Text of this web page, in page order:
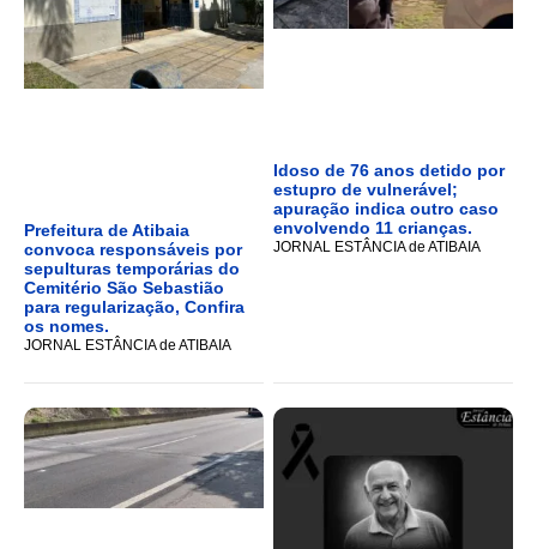
Prefeitura de Atibaia
convoca responsáveis por
sepulturas temporárias do
Cemitério São Sebastião
para regularização, Confira
os nomes.
JORNAL ESTÂNCIA de ATIBAIA
Idoso de 76 anos detido por
estupro de vulnerável;
apuração indica outro caso
envolvendo 11 crianças.
JORNAL ESTÂNCIA de ATIBAIA